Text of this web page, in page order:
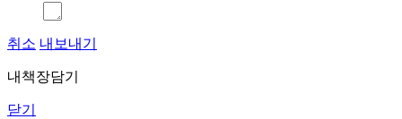
취소 내보내기
내책장담기
닫기